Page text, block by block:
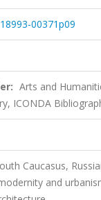
00371p09
Arts and
ICONDA
Caucasus,
and